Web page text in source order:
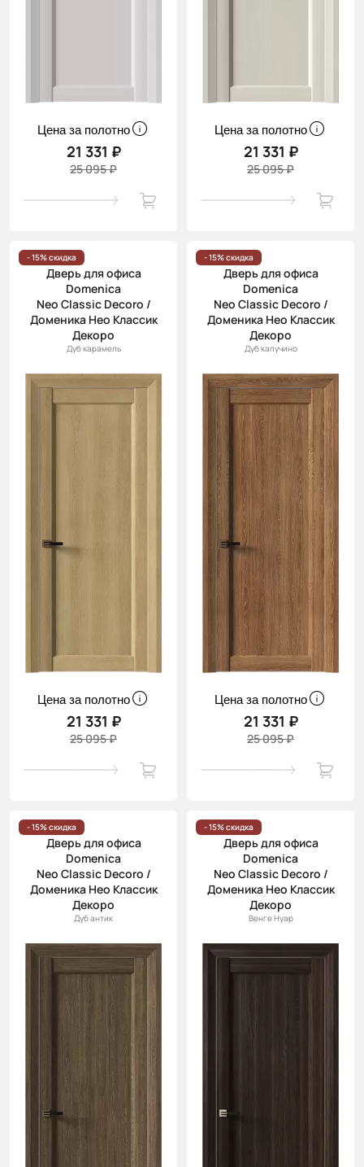
Цена за полотно
21 331 ₽
25 095 ₽
Цена за полотно
21 331 ₽
25 095 ₽
- 15% скидка
Дверь для офиса
Domenica
Neo Classic Decoro /
Доменика Нео Классик
Декоро
Дуб карамель
Цена за полотно
21 331 ₽
25 095 ₽
- 15% скидка
Дверь для офиса
Domenica
Neo Classic Decoro /
Доменика Нео Классик
Декоро
Дуб капучино
Цена за полотно
21 331 ₽
25 095 ₽
- 15% скидка
Дверь для офиса
Domenica
Neo Classic Decoro /
Доменика Нео Классик
Декоро
Дуб антик
- 15% скидка
Дверь для офиса
Domenica
Neo Classic Decoro /
Доменика Нео Классик
Декоро
Венге Нуар